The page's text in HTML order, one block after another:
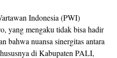
Indonesia (PWI)
yang mengaku tidak bisa hadir
bahwa nuansa sinergitas antara
di Kabupaten PALI,